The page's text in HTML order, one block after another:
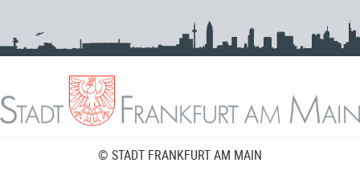
© STADT FRANKFURT AM MAIN